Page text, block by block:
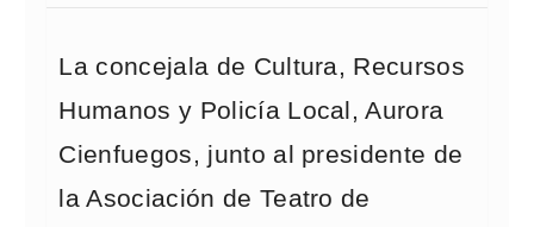
La concejala de Cultura, Recursos
Humanos y Policía Local, Aurora
Cienfuegos, junto al presidente de
la Asociación de Teatro de